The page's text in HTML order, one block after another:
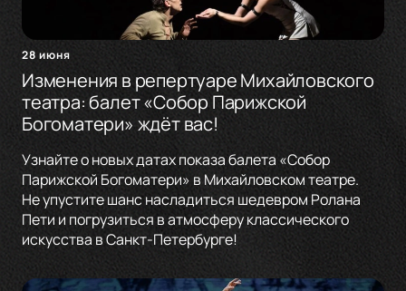
28 июня
Изменения в репертуаре Михайловского
театра: балет «Собор Парижской
Богоматери» ждёт вас!
Узнайте о новых датах показа балета «Собор
Парижской Богоматери» в Михайловском театре.
Не упустите шанс насладиться шедевром Ролана
Пети и погрузиться в атмосферу классического
искусства в Санкт-Петербурге!